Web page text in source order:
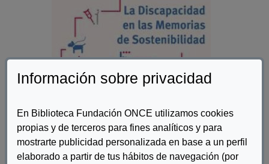
Información sobre privacidad
En Biblioteca Fundación ONCE utilizamos cookies
propias y de terceros para fines analíticos y para
mostrarte publicidad personalizada en base a un perfil
elaborado a partir de tus hábitos de navegación (por
Autor/es:Global Reporting Initiative y Fundación ONCE